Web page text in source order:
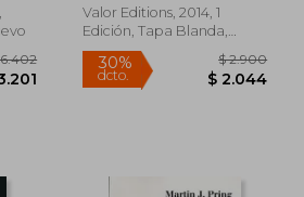
Valor Editions, 2014, 1
Edición, Tapa Blanda,
Nuevo